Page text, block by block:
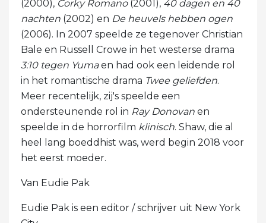
(2000), Corky Romano(2001), 40 dagen en 40
nachten (2002) en De heuvels hebben ogen
(2006). In 2007 speelde ze tegenover Christian
Bale en Russell Crowe in het westerse drama
3:10 tegen Yumaen had ook een leidende rol
in het romantische drama Twee geliefden.
Meer recentelijk, zij's speelde een
ondersteunende rol in Ray Donovan en
speelde in de horrorfilm klinisch. Shaw, die al
heel lang boeddhist was, werd begin 2018 voor
het eerst moeder.
Van Eudie Pak
Eudie Pak is een editor / schrijver uit New York